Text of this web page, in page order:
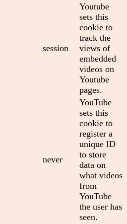
session
Youtube
sets this
cookie to
track the
views of
embedded
videos on
Youtube
pages.
never
YouTube
sets this
cookie to
register a
unique ID
to store
data on
what videos
from
YouTube
the user has
seen.